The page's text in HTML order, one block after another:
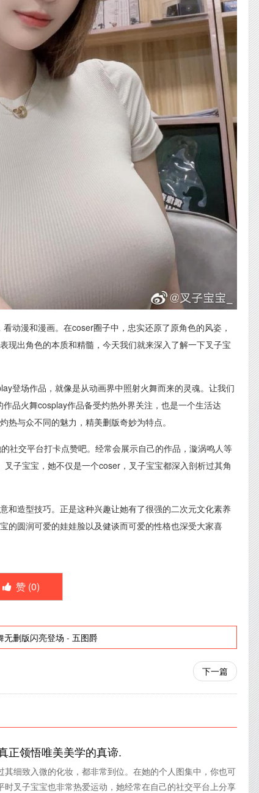
动漫和漫画。在coser圈子中，忠实还原了原角色的风姿，
现出角色的本质和精髓，今天我们就来深入了解一下叉子宝
登场作品，就像是从动画界中照射火舞而来的灵魂。让我们
品火舞cosplay作品备受灼热外界关注，也是一个生活达
热与众不同的魅力，精美删版奇妙为特点。
社交平台打卡点赞吧。经常会展示自己的作品，漩涡鸣人等
子宝宝，她不仅是一个coser，叉子宝宝都深入剖析过其角
和造型技巧。正是这种兴趣让她有了很强的二次元文化素养
的圆润可爱的娃娃脸以及健谈而可爱的性格也深受大家喜
赞 (0)
无删版闪亮登场 - 五图爵
下一篇
正领悟唯美美学的真谛.
其细致入微的化妆，都非常到位。在她的个人图集中，你也可
时叉子宝宝也非常热爱运动，她经常在自己的社交平台上分享